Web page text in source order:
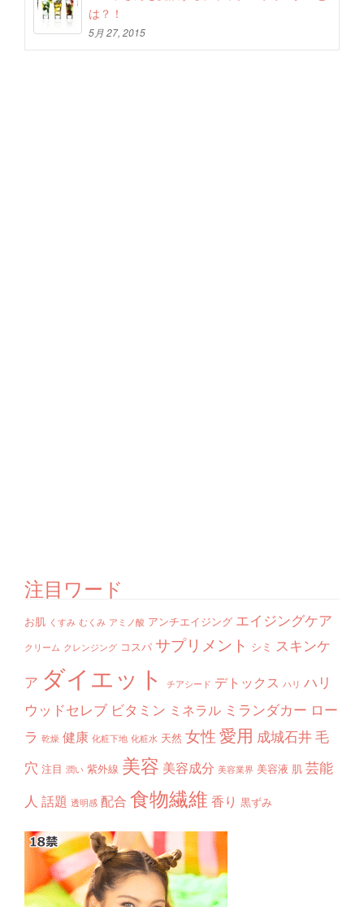
は？！
5月 27, 2015
注目ワード
お肌 くすみ むくみ アミノ酸 アンチエイジング エイジングケア
クリーム クレンジング コスパ サプリメント シミ スキンケ
ア ダイエット チアシード デトックス ハリ ハリ
ウッドセレブ ビタミン ミネラル ミランダカー ロー
ラ 乾燥 健康 化粧下地 化粧水 天然 女性愛用 成城石井毛
穴 注目 潤い 紫外線 美容 美容成分 美容業界 美容液 肌 芸能
人 話題 透明感 配合 食物繊維 香り 黒ずみ